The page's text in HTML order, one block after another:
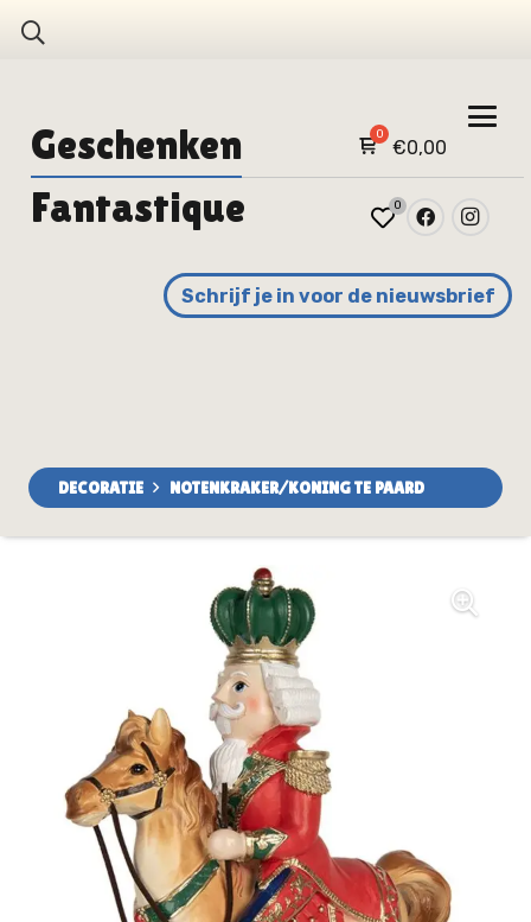
Geschenken €0,00
Fantastique 0
Schrijf je in voor de nieuwsbrief
DECORATIE NOTENKRAKER/KONING TE PAARD